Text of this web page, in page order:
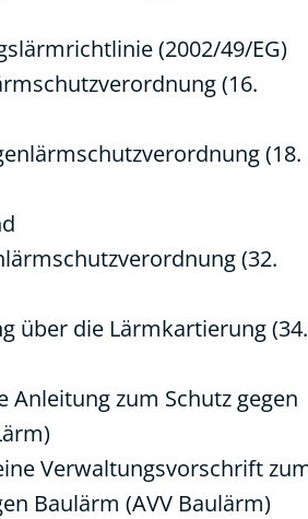
(2002/49/EG)
(16.
(18.
(32.
über die Lärmkartierung (34.
Anleitung zum Schutz gegen
Verwaltungsvorschrift
Baulärm (AVV Baulärm)